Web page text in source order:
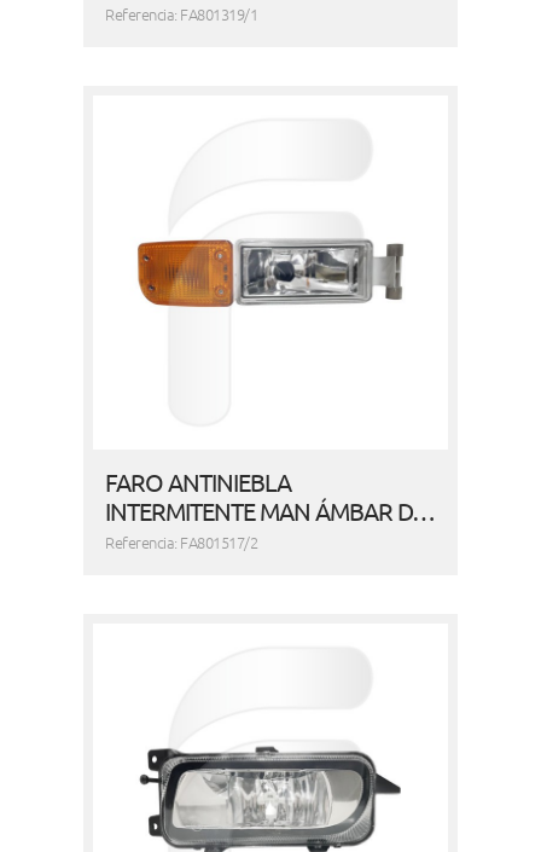
Referencia: FA801319/1
FARO ANTINIEBLA
INTERMITENTE MAN ÁMBAR D…
Referencia: FA801517/2